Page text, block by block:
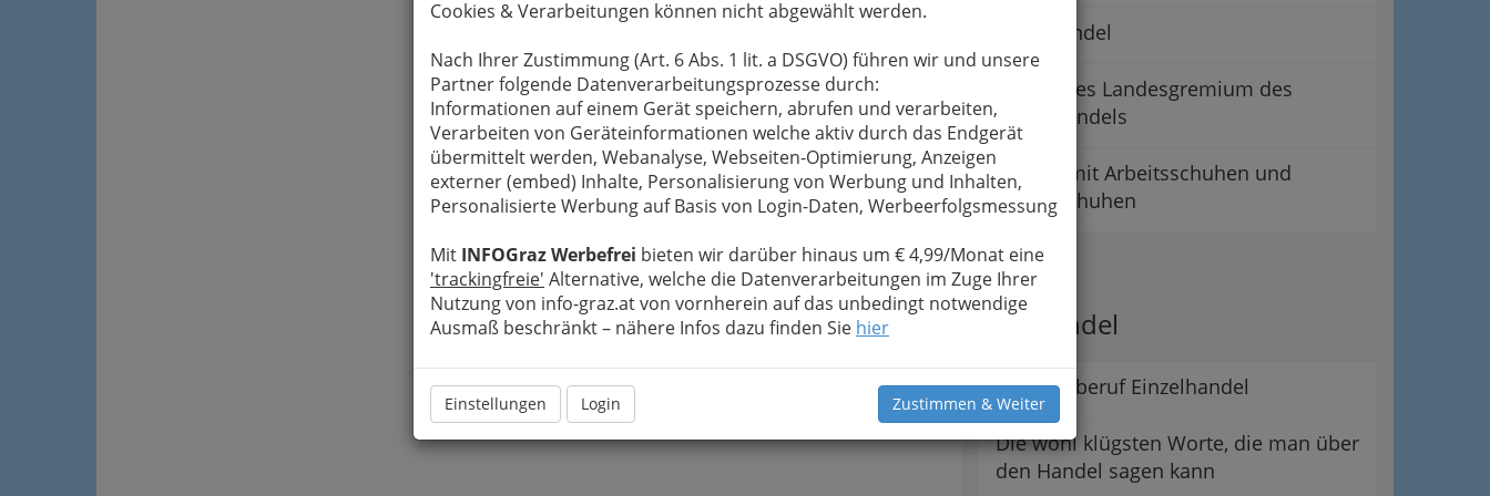
Cookies & Verarbeitungen können nicht abgewählt werden.
Nach Ihrer Zustimmung (Art. 6 Abs. 1 lit. a DSGVO) führen wir und unsere
Partner folgende Datenverarbeitungsprozesse durch:
Informationen auf einem Gerät speichern, abrufen und verarbeiten,
Verarbeiten von Geräteinformationen welche aktiv durch das Endgerät
übermittelt werden, Webanalyse, Webseiten-Optimierung, Anzeigen
externer (embed) Inhalte, Personalisierung von Werbung und Inhalten,
Personalisierte Werbung auf Basis von Login-Daten, Werbeerfolgsmessung
Mit INFOGraz Werbefrei bieten wir darüber hinaus um € 4,99/Monat eine
'trackingfreie' Alternative, welche die Datenverarbeitungen im Zuge Ihrer
Nutzung von info-graz.at von vornherein auf das unbedingt notwendige
Ausmaß beschränkt – nähere Infos dazu finden Sie hier
Einstellungen Login Zustimmen & Weiter
Lederhandel
Steirisches Landesgremium des
Schuhhandels
Handel mit Arbeitsschuhen und
Berufsschuhen
Tipps
Der Handel
Der Lehrberuf Einzelhandel
Die wohl klügsten Worte, die man über
den Handel sagen kann